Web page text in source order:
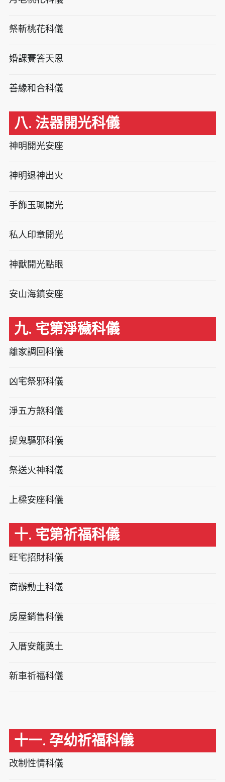
祭斬桃花科儀
婚課賽答天恩
善緣和合科儀
八. 法器開光科儀
神明開光安座
神明退神出火
手飾玉珮開光
私人印章開光
神獸開光點眼
安山海鎮安座
九. 宅第淨穢科儀
離家調回科儀
凶宅祭邪科儀
淨五方煞科儀
捉鬼驅邪科儀
祭送火神科儀
上樑安座科儀
十. 宅第祈福科儀
旺宅招財科儀
商辦動土科儀
房屋銷售科儀
入厝安龍奠土
新車祈福科儀
十一. 孕幼祈福科儀
改制性情科儀